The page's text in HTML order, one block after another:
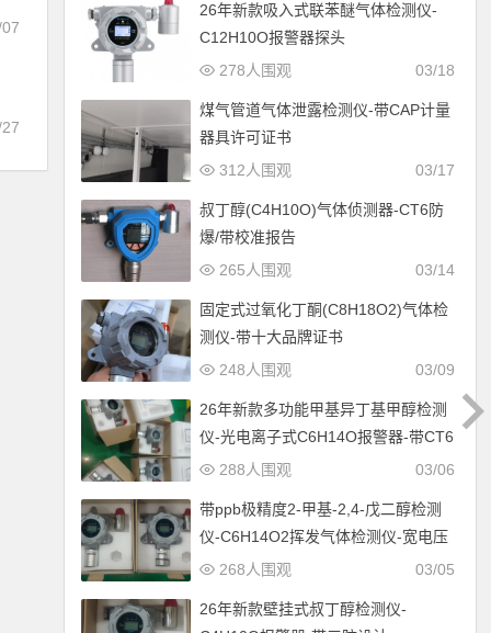
26年新款吸入式联苯醚气体检测仪-
C12H10O报警器探头
03/18
278人围观
煤气管道气体泄露检测仪-带CAP计量
器具许可证书
03/17
312人围观
叔丁醇(C4H10O)气体侦测器-CT6防
爆/带校准报告
03/14
265人围观
固定式过氧化丁酮(C8H18O2)气体检
测仪-带十大品牌证书
03/09
248人围观
26年新款多功能甲基异丁基甲醇检测
仪-光电离子式C6H14O报警器-带CT6
防爆设计
03/06
288人围观
带ppb极精度2-甲基-2,4-戊二醇检测
仪-C6H14O2挥发气体检测仪-宽电压
12-30V供电
03/05
268人围观
26年新款壁挂式叔丁醇检测仪-